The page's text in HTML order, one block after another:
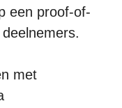
een proof-of-
met